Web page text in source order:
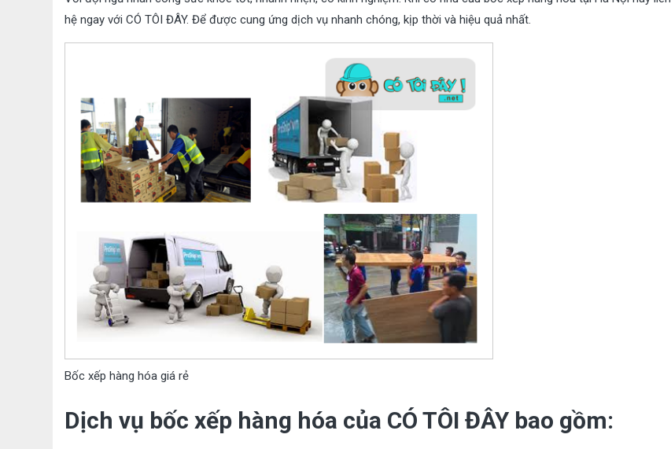
hệ ngay với CÓ TÔI ĐÂY. Để được cung ứng dịch vụ nhanh chóng, kịp thời và hiệu quả nhất.
Bốc xếp hàng hóa giá rẻ
Dịch vụ bốc xếp hàng hóa của CÓ TÔI ĐÂY bao gồm: